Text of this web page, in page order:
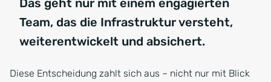
Das geht nur mit einem engagierten
Team, das die Infrastruktur versteht,
weiterentwickelt und absichert.
Diese Entscheidung zahlt sich aus – nicht nur mit Blick